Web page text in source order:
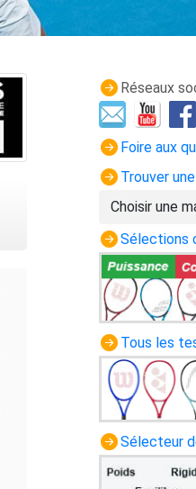
Réseaux
Foire aux
Trouver
Choisir une
Sélections
Tous les
Sélecteur